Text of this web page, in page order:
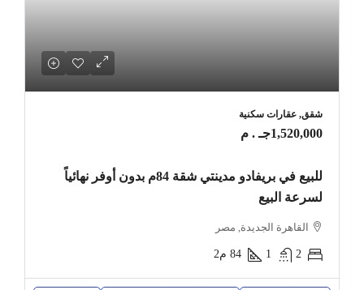
شقق, عقارات سكنية
1,520,000جـ . م
للبيع في بريفادو مدينتي شقة 84م بدون أوفر نهائياً
لسرعة البيع
القاهرة الجديدة, مصر
2
1
84 م2